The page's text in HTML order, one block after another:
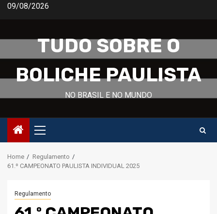
Skip09/08/2026
TUDO SOBRE O
BOLICHE PAULISTA
NO BRASIL E NO MUNDO
Primary
Menu
Home
Regulamento
61.º CAMPEONATO PAULISTA INDIVIDUAL 2025
Regulamento